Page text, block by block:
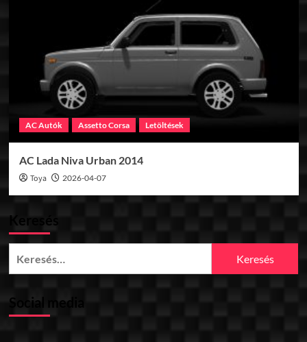
AC Autók Assetto Corsa Letöltések
AC Lada Niva Urban 2014
Toya 2026-04-07
Keresés
Social media